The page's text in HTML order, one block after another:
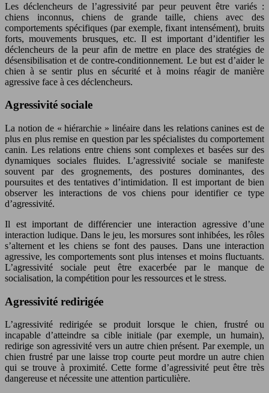
Les déclencheurs de l’agressivité par peur peuvent être variés :
chiens inconnus, chiens de grande taille, chiens avec des
comportements spécifiques (par exemple, fixant intensément), bruits
forts, mouvements brusques, etc. Il est important d’identifier les
déclencheurs de la peur afin de mettre en place des stratégies de
désensibilisation et de contre-conditionnement. Le but est d’aider le
chien à se sentir plus en sécurité et à moins réagir de manière
agressive face à ces déclencheurs.
Agressivité sociale
La notion de « hiérarchie » linéaire dans les relations canines est de
plus en plus remise en question par les spécialistes du comportement
canin. Les relations entre chiens sont complexes et basées sur des
dynamiques sociales fluides. L’agressivité sociale se manifeste
souvent par des grognements, des postures dominantes, des
poursuites et des tentatives d’intimidation. Il est important de bien
observer les interactions de vos chiens pour identifier ce type
d’agressivité.
Il est important de différencier une interaction agressive d’une
interaction ludique. Dans le jeu, les morsures sont inhibées, les rôles
s’alternent et les chiens se font des pauses. Dans une interaction
agressive, les comportements sont plus intenses et moins fluctuants.
L’agressivité sociale peut être exacerbée par le manque de
socialisation, la compétition pour les ressources et le stress.
Agressivité redirigée
L’agressivité redirigée se produit lorsque le chien, frustré ou
incapable d’atteindre sa cible initiale (par exemple, un humain),
redirige son agressivité vers un autre chien présent. Par exemple, un
chien frustré par une laisse trop courte peut mordre un autre chien
qui se trouve à proximité. Cette forme d’agressivité peut être très
dangereuse et nécessite une attention particulière.